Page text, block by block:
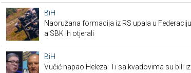
BiH
Naoružana formacija iz RS upala u
a SBK ih otjerali
BiH
Vučić napao Heleza: Ti sa kvadovima su bili iz